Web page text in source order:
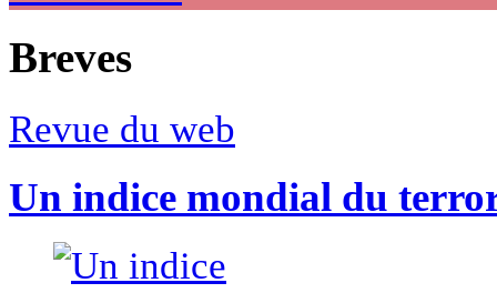
Breves
Revue du web
Un indice mondial du